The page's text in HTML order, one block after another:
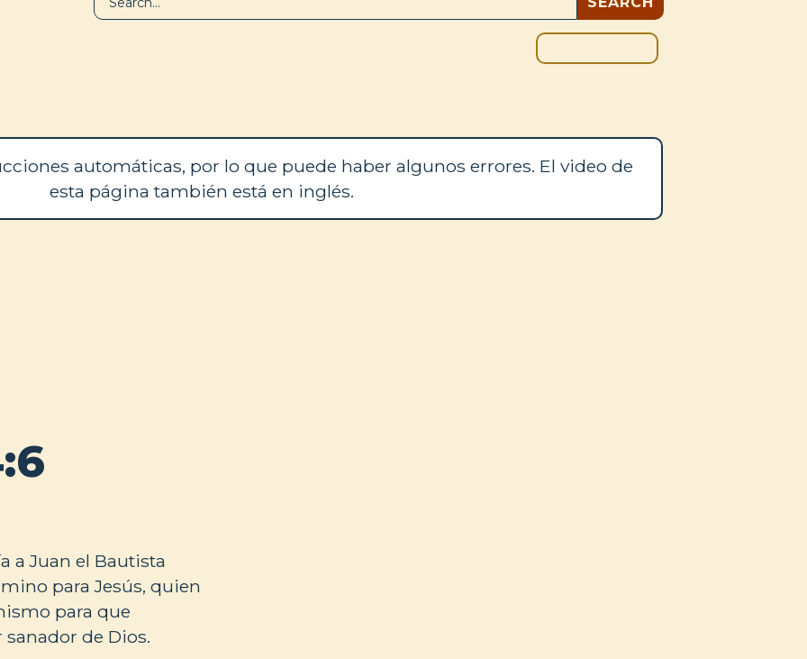
automáticas, por lo que puede haber algunos errores. El video de
esta página también está en inglés.
a Juan el Bautista
para Jesús, quien
para que
de Dios.